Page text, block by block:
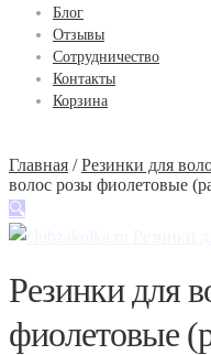
Блог
Отзывы
Сотрудничество
Контакты
Корзина
Главная /Резинки для
волос розы фиолетовые
🔍
Резинки для
фиолетовые